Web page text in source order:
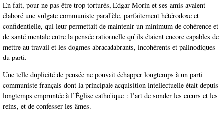
En fait, pour ne pas être trop torturés, Edgar Morin et ses amis avaient
élaboré une vulgate communiste parallèle, parfaitement hétérodoxe et
confidentielle, qui leur permettait de maintenir un minimum de cohérence et
de santé mentale entre la pensée rationnelle qu’ils étaient encore capables de
mettre au travail et les dogmes abracadabrants, incohérents et palinodiques
du parti.
Une telle duplicité de pensée ne pouvait échapper longtemps à un parti
communiste français dont la principale acquisition intellectuelle était depuis
longtemps empruntée à l’Église catholique : l’art de sonder les cœurs et les
reins, et de confesser les âmes.